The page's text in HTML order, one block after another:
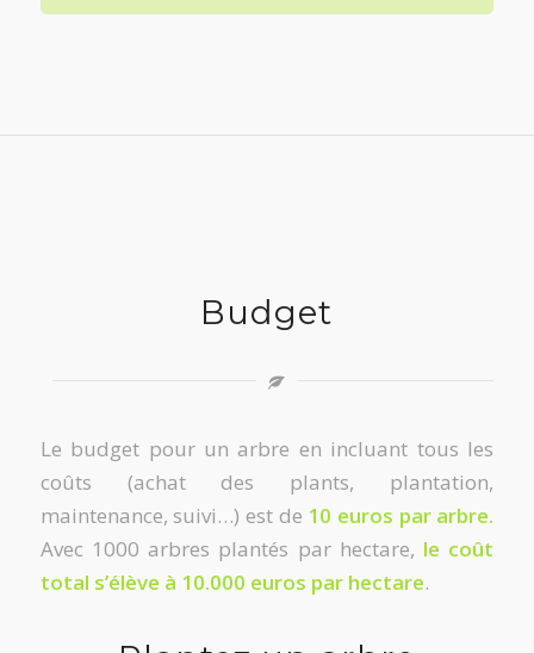
Budget
Le budget pour un arbre en incluant tous les
coûts (achat des plants, plantation,
maintenance, suivi…) est de 10 euros par arbre.
Avec 1000 arbres plantés par hectare, le coût
total s’élève à 10.000 euros par hectare.